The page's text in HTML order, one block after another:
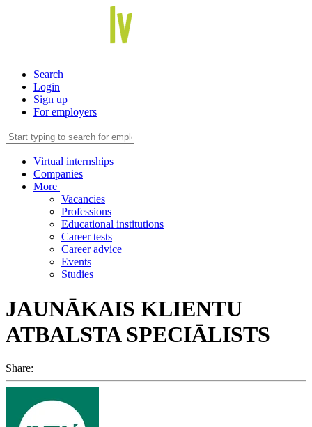
Search
Login
Sign up
For employers
Virtual internships
Companies
More
Vacancies
Professions
Educational institutions
Career tests
Career advice
Events
Studies
JAUNĀKAIS KLIENTU
ATBALSTA SPECIĀLISTS
Share: